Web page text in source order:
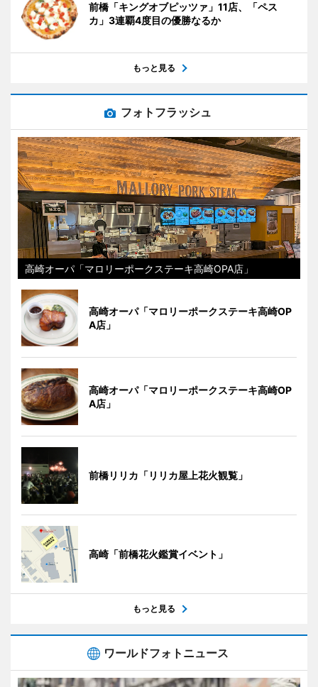
前橋「キングオブピッツァ」11店、「ペス
カ」3連覇4度目の優勝なるか
もっと見る
フォトフラッシュ
高崎オーパ「マロリーポークステーキ高崎OPA店」
高崎オーパ「マロリーポークステーキ高崎OP
A店」
高崎オーパ「マロリーポークステーキ高崎OP
A店」
前橋リリカ「リリカ屋上花火観覧」
高崎「前橋花火鑑賞イベント」
もっと見る
ワールドフォトニュース